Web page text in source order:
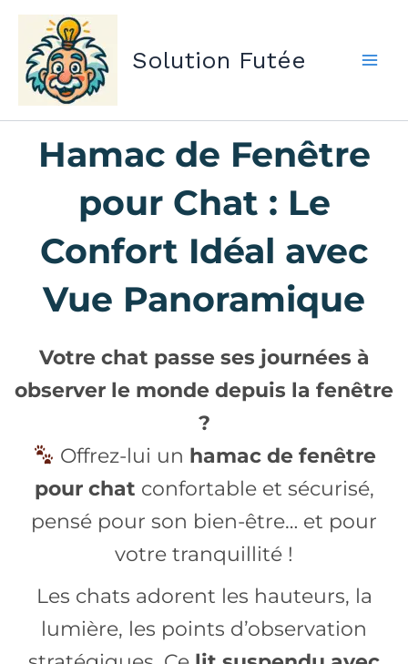
Aller
contenu
Solution Futée
Hamac de Fenêtre
pour Chat : Le
Confort Idéal avec
Vue Panoramique
Votre chat passe ses journées à
observer le monde depuis la fenêtre
?
Offrez-lui un hamac de fenêtre
pour chat confortable et sécurisé,
pensé pour son bien-être… et pour
votre tranquillité !
Les chats adorent les hauteurs, la
lumière, les points d’observation